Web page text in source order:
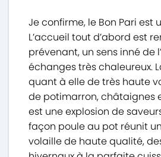
Je confirme, le Bon Pari est
L’accueil tout d’abord est
prévenant, un sens inné de
échanges très chaleureux.
quant à elle de très haute
de potimarron, châtaignes
est une explosion de
façon poule au pot réunit
volaille de haute qualité,